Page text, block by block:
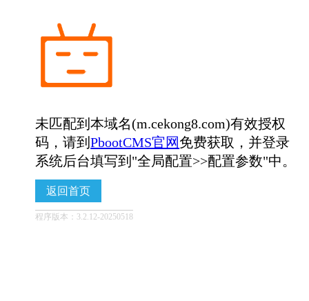
未匹配到本域名(m.cekong8.com)有效授权
码，请到PbootCMS官网免费获取，并登录
系统后台填写到"全局配置>>配置参数"中。
返回首页
程序版本：3.2.12-20250518